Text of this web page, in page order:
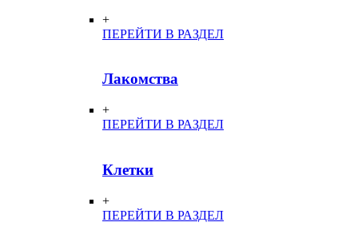
+
ПЕРЕЙТИ В РАЗДЕЛ
Лакомства
+
ПЕРЕЙТИ В РАЗДЕЛ
Клетки
+
ПЕРЕЙТИ В РАЗДЕЛ